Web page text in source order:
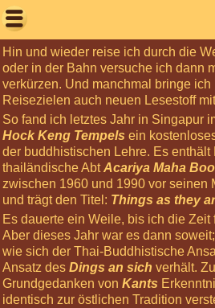

Hin und wieder reise ich durch die
oder in der Bahn versuche ich dann
verkürzen. Und manchmal bringe ich
Reisezielen auch neuen Lesestoff
So fand ich letztes Jahr in Singapur
Hock Keng Tempels ein
der buddhistischen Lehre. Es enthält
thailändische AbtAcariya Maha
zwischen 1960 und 1990 vor seinen
und trägt den Titel: Things as they
Es dauerte ein Weile, bis ich die
Aber dieses Jahr war es dann
wie sich der Thai-Buddhistische
Ansatz des Dings an sich verhält.
Grundgedanken von Kants
identisch zur östlichen Tradition
Willkommen
Aktuelles
Seminare
Körperarbeit
Meditationen
Über
Net-
Veda
Tantra
Leben